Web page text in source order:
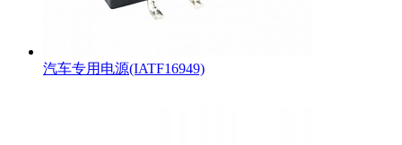
汽车专用电源(IATF16949)